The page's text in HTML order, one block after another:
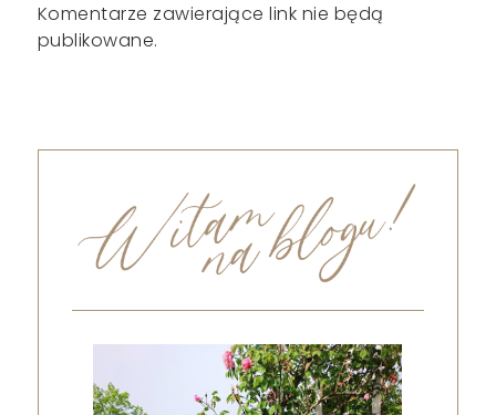
Komentarze zawierające link nie będą
publikowane.